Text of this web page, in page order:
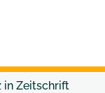
in Zeitschrift